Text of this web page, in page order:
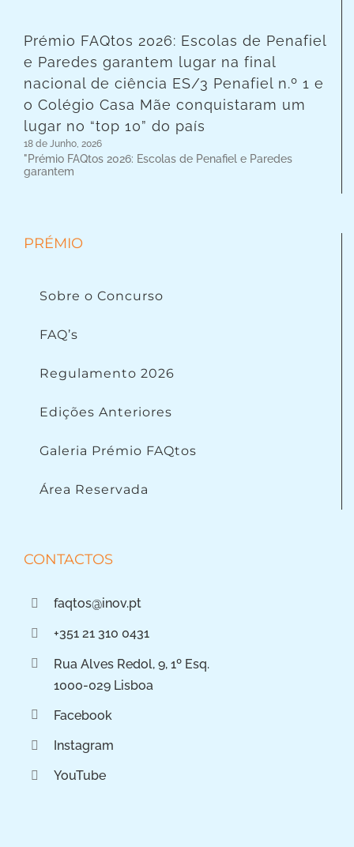
Prémio FAQtos 2026: Escolas de Penafiel
e Paredes garantem lugar na final
nacional de ciência ES/3 Penafiel n.º 1 e
o Colégio Casa Mãe conquistaram um
lugar no “top 10” do país
18 de Junho, 2026
"Prémio FAQtos 2026: Escolas de Penafiel e Paredes
garantem
PRÉMIO
Sobre o Concurso
FAQ’s
Regulamento 2026
Edições Anteriores
Galeria Prémio FAQtos
Área Reservada
CONTACTOS
faqtos@inov.pt
+351 21 310 0431
Rua Alves Redol, 9, 1º Esq.
1000-029 Lisboa
Facebook
Instagram
YouTube